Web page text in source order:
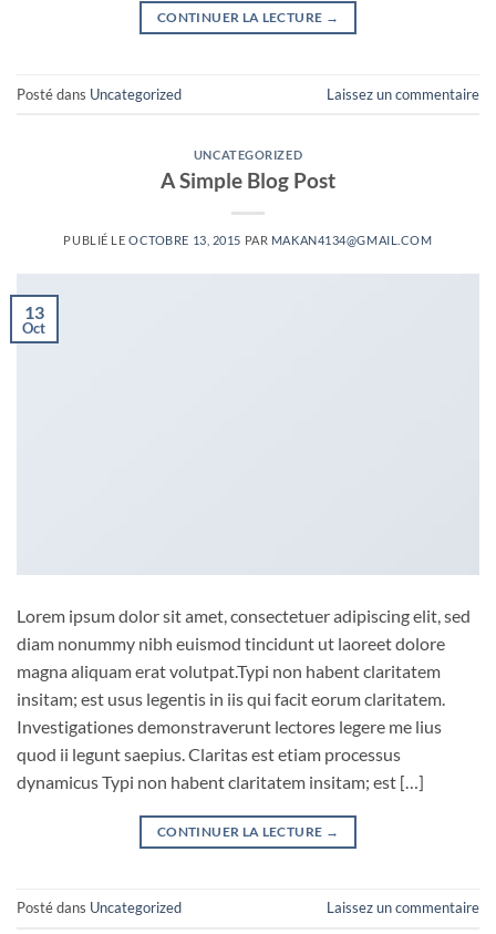
CONTINUER LA LECTURE →
Posté dans Uncategorized Laissez un commentaire
UNCATEGORIZED
A Simple Blog Post
PUBLIÉ LEOCTOBRE 13, 2015 PAR MAKAN4134@GMAIL.COM
13
Oct
Lorem ipsum dolor sit amet, consectetuer adipiscing elit, sed
diam nonummy nibh euismod tincidunt ut laoreet dolore
magna aliquam erat volutpat.Typi non habent claritatem
insitam; est usus legentis in iis qui facit eorum claritatem.
Investigationes demonstraverunt lectores legere me lius
quod ii legunt saepius. Claritas est etiam processus
dynamicus Typi non habent claritatem insitam; est […]
CONTINUER LA LECTURE →
Posté dans Uncategorized Laissez un commentaire